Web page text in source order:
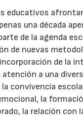
educativos
una década
de la agenda
de nuevas
de la
a una
convivencia
la
la relación con